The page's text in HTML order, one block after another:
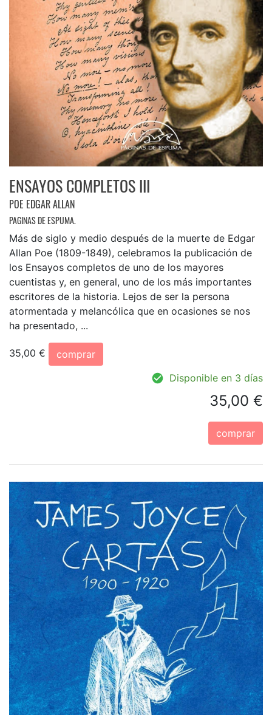
ENSAYOS COMPLETOS III
POE EDGAR ALLAN
PAGINAS DE ESPUMA.
Más de siglo y medio después de la muerte de Edgar
Allan Poe (1809-1849), celebramos la publicación de
los Ensayos completos de uno de los mayores
cuentistas y, en general, uno de los más importantes
escritores de la historia. Lejos de ser la persona
atormentada y melancólica que en ocasiones se nos
ha presentado, ...
35,00 €
comprar
Disponible en 3 días
35,00 €
comprar